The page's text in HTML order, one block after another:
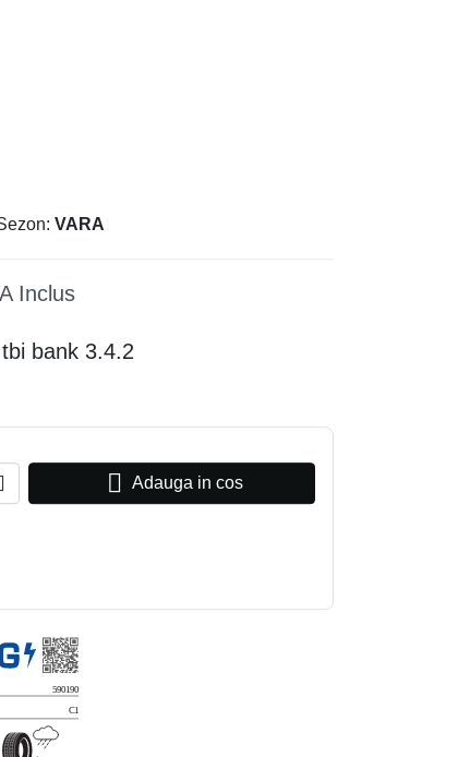
VARA
Inclus
 Adauga in cos